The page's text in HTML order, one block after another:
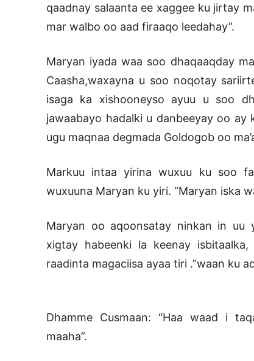
qaadnay salaanta ee xaggee ku jirtay
mar walbo oo aad firaaqo leedahay”.
Maryan iyada waa soo dhaqaaqday
Caasha,waxayna u soo noqotay
isaga ka xishooneyso ayuu u soo
jawaabayo hadalki u danbeeyay oo ay
ugu maqnaa degmada Goldogob oo
Markuu intaa yirina wuxuu ku soo
wuxuuna Maryan ku yiri. “Maryan iska
Maryan oo aqoonsatay ninkan in uu
xigtay habeenki la keenay
raadinta magaciisa ayaa tiri .”waan ku
Dhamme Cusmaan: “Haa waad i
maaha”.